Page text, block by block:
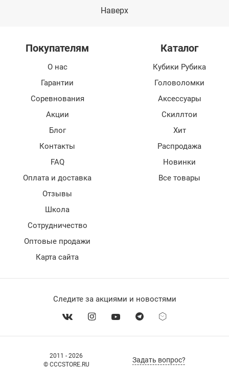
Наверх
2011 - 2026
© CCCSTORE.RU
Задать вопрос?
Покупателям
О нас
Гарантии
Соревнования
Акции
Блог
Контакты
FAQ
Оплата и доставка
Отзывы
Школа
Сотрудничество
Оптовые продажи
Карта сайта
Каталог
Кубики Рубика
Головоломки
Аксессуары
Скиллтои
Хит
Распродажа
Новинки
Все товары
Следите за акциями и новостями